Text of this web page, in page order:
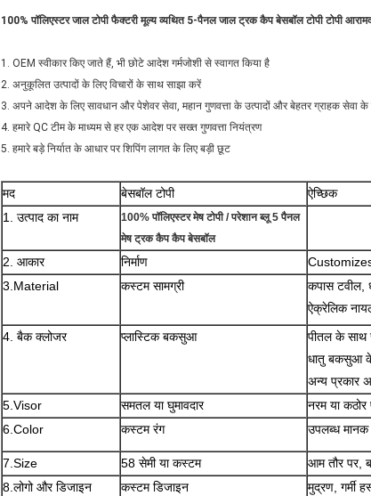
100% पॉलिएस्टर जाल टोपी फैक्टरी मूल्य व्यथित 5-पैनल जाल ट्रक कैप बेसबॉल टोपी टोपी
1. OEM स्वीकार किए जाते हैं, भी छोटे आदेश गर्मजोशी से स्वागत किया है
2. अनुकूलित उत्पादों के लिए विचारों के साथ साझा करें
3. अपने आदेश के लिए सावधान और पेशेवर सेवा, महान गुणवत्ता के उत्पादों और बेहतर ग्राहक सेवा के
4. हमारे QC टीम के माध्यम से हर एक आदेश पर सख्त गुणवत्ता नियंत्रण
5. हमारे बड़े निर्यात के आधार पर शिपिंग लागत के लिए बड़ी छूट
मद बेसबॉल टोपी
ऐच्छिक
1. उत्पाद का नाम
100% पॉलिएस्टर मेष टोपी / परेशान ब्लू 5 पैनल
मेष ट्रक कैप कैप बेसबॉल
2. आकार निर्माण
3.Material
कस्टम सामग्री
कपास टवील,
ऐक्रेलिक
4. बैक क्लोजर
प्लास्टिक बकसुआ
पीतल के साथ
धातु बकसुआ के
अन्य प्रकार
5.Visor
समतल या घुमावदार
नरम या कठोर
6.Color
कस्टम रंग उपलब्ध मानक
7.Size 58 सेमी या कस्टम
आम तौर पर,
8.लोगो और डिजाइन
कस्टम डिजाइन
मुद्रण, गर्मी